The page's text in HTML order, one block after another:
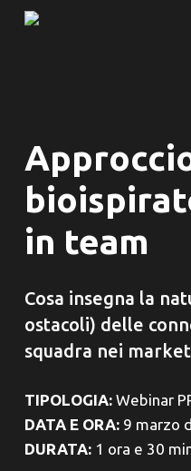
Skip
in team
Cosa insegna la
ostacoli) delle
squadra nei
TIPOLOGIA:Webinar
DATA E ORA:9 marzo
DURATA: 1 ora e 30